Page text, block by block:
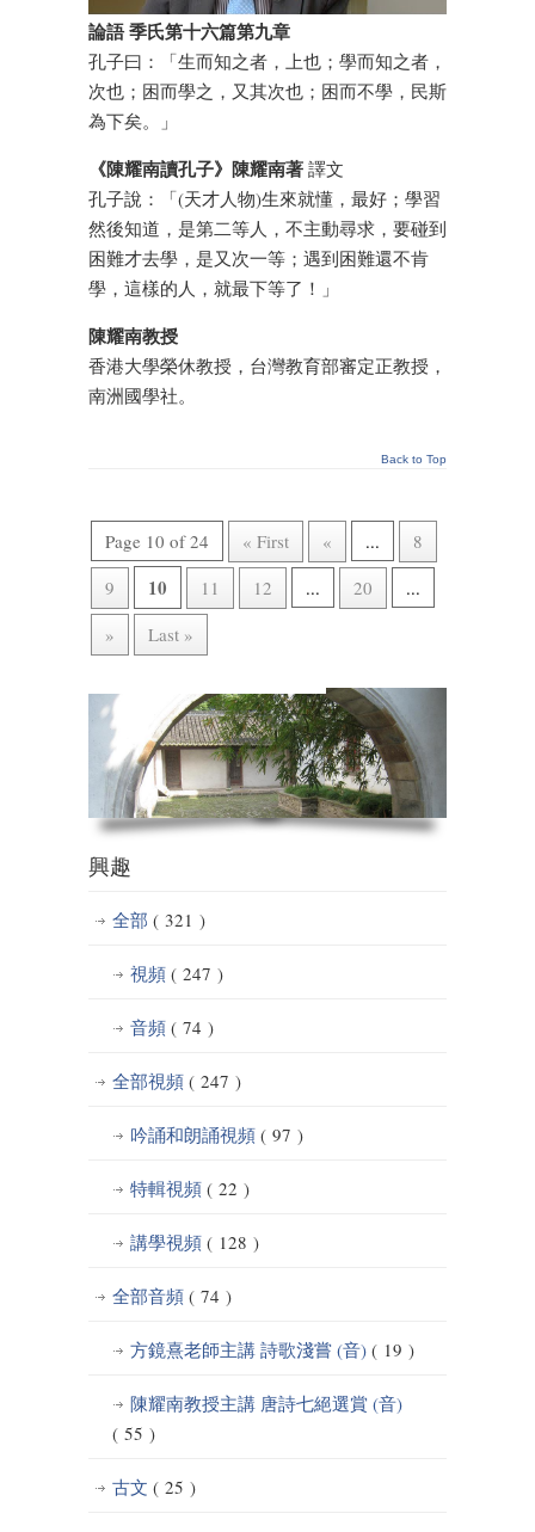
論語 季氏第十六篇第九章
孔子曰：「生而知之者，上也；學而知之者，
次也；困而學之，又其次也；困而不學，民斯
為下矣。」
《陳耀南讀孔子》陳耀南著 譯文
孔子說：「(天才人物)生來就懂，最好；學習
然後知道，是第二等人，不主動尋求，要碰到
困難才去學，是又次一等；遇到困難還不肯
學，這樣的人，就最下等了！」
陳耀南教授
香港大學榮休教授，台灣教育部審定正教授，
南洲國學社。
Back to Top
Page 10 of 24 « First « ...
8
9
10 11 12 ... 20
...
»
Last »
興趣
全部 ( 321 )
視頻 ( 247 )
音頻 ( 74 )
全部視頻 ( 247 )
吟誦和朗誦視頻 ( 97 )
特輯視頻 ( 22 )
講學視頻 ( 128 )
全部音頻 ( 74 )
方鏡熹老師主講 詩歌淺嘗 (音) ( 19 )
陳耀南教授主講 唐詩七絕選賞 (音)
( 55 )
古文 ( 25 )